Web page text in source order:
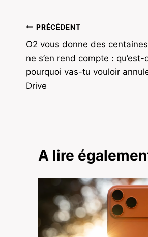
Navigation
de
l’article
PRÉCÉDENT
O2 vous donne des
ne s’en rend compte : qu’est-
pourquoi vas-tu vouloir
Drive
A lire